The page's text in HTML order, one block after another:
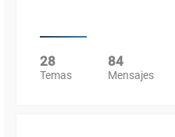
28
Temas
84
Mensajes